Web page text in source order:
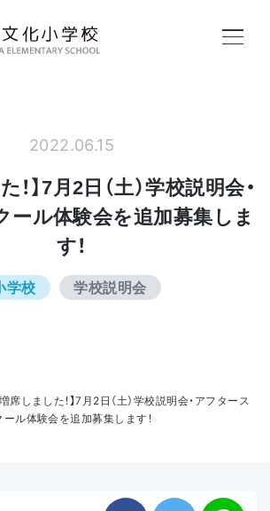
内
2022.06.15
！】7月2日（土）学校説明会・
ール体験会を追加募集しま
す！
学校 学校説明会
増席しました！】7月2日（土）学校説明会・アフタース
ール体験会を追加募集します！